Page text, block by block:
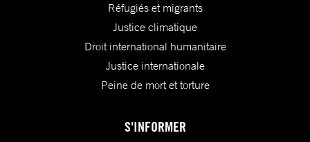
Réfugiés et migrants
Justice climatique
Droit international humanitaire
Justice internationale
Peine de mort et torture
S'INFORMER